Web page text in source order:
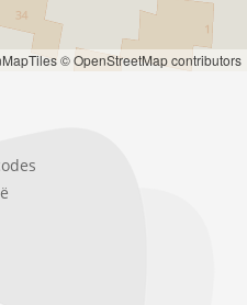
© OpenStreetMap contributors